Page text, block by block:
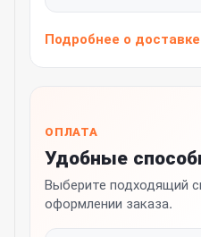
Подробнее о
ОПЛАТА
Удобные
Выберите подходящий
оформлении заказа.